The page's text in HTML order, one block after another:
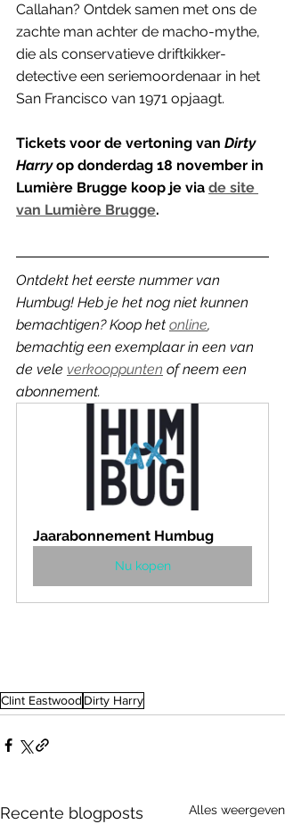
Callahan? Ontdek samen met ons de
zachte man achter de macho-mythe,
die als conservatieve driftkikker-
detective een seriemoordenaar in het
San Francisco van 1971 opjaagt.
Tickets voor de vertoning van Dirty
Harry op donderdag 18 november in
Lumière Brugge koop je via de site
van Lumière Brugge.
Ontdekt het eerste nummer van
Humbug! Heb je het nog niet kunnen
bemachtigen? Koop het online,
bemachtig een exemplaar in een van
de vele verkooppunten of neem een
abonnement.
Jaarabonnement Humbug
Nu kopen
Clint Eastwood Dirty Harry
Recente blogposts Alles weergeven